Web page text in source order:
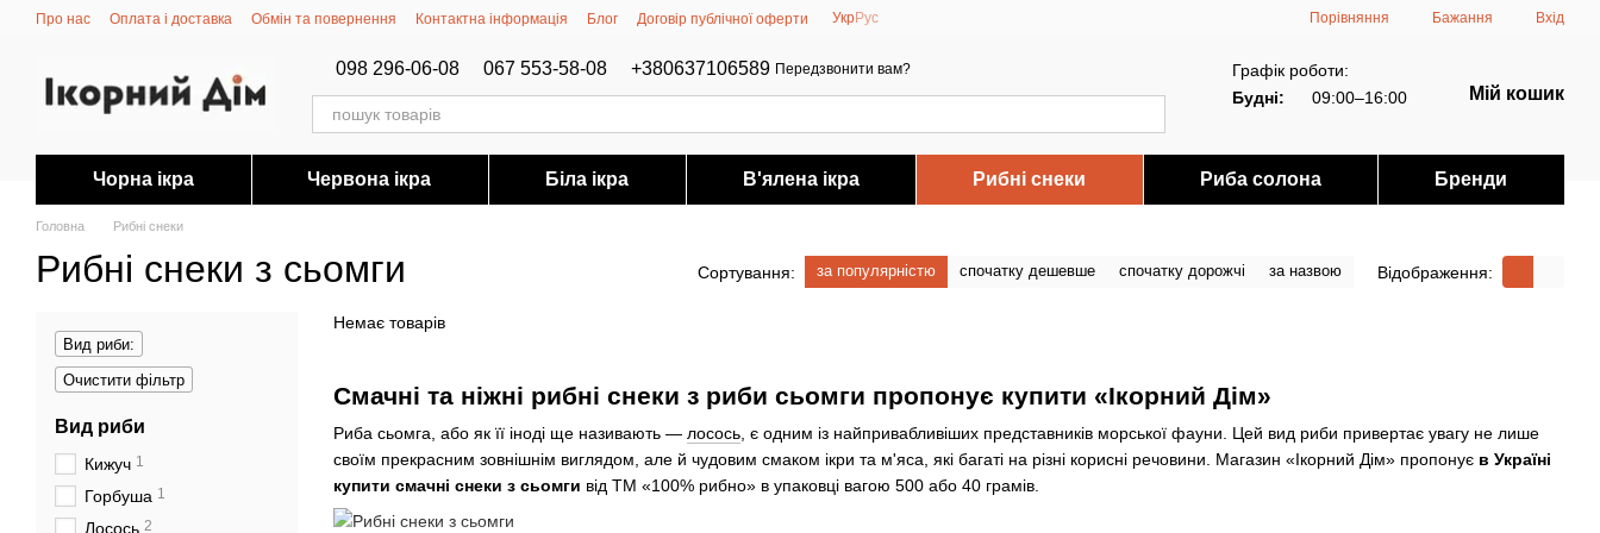
Перейти до основного контенту
Про нас Оплата і доставка Обмін та повернення Контактна інформація Блог Договір публічної оферти УкрРус Порівняння Бажання Вхід
098 296-06-08 067 553-58-08 +380637106589 Передзвонити вам?
Графік роботи:
Будні:
09:00–16:00 Мій кошик
Чорна ікра Червона ікра Біла ікра В'ялена ікра Рибні снеки Риба солона Бренди
Головна Рибні снеки
Рибні снеки з сьомги Сортування: за популярністю спочатку дешевше спочатку дорожчі за назвою Відображення:
Смачні та ніжні рибні снеки з риби сьомги пропонує купити «Ікорний Дім»
Риба сьомга, або як її іноді ще називають — лосось , є одним із найпривабливіших представників морської фауни. Цей вид риби привертає увагу не лише
своїм прекрасним зовнішнім виглядом, але й чудовим смаком ікри та м'яса, які багаті на різні корисні речовини. Магазин «Ікорний Дім» пропонує в Україні
купити смачні снеки з сьомги від ТМ «100% рибно» в упаковці вагою 500 або 40 грамів.
Немає товарів
Вид риби:
Очистити фільтр
Вид риби
Кижуч 1
Горбуша 1
Лосось 2